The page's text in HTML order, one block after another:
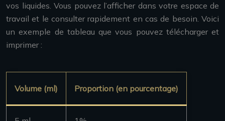
vos liquides. Vous pouvez l’afficher dans votre espace de
travail et le consulter rapidement en cas de besoin. Voici
un exemple de tableau que vous pouvez télécharger et
imprimer :
Volume (ml) Proportion (en pourcentage)